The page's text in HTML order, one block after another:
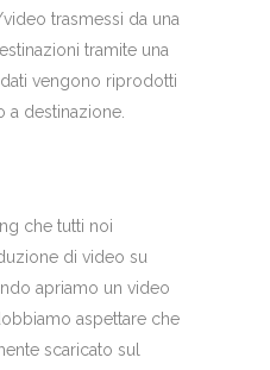
trasmessi da una
tramite una
vengono riprodotti
a destinazione.
che tutti noi
di video su
apriamo un video
aspettare che
scaricato sul